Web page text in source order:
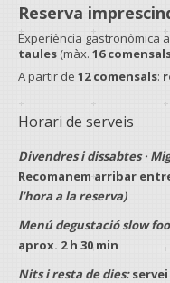
Reserva
Experiència gastronòmica
taules (màx. 16
A partir de 12 comensals:
Horari de serveis
Divendres i dissabtes ·
Recomanem arribar
l’hora a la reserva)
Menú degustació slow
aprox. 2 h 30 min
Nits i resta de dies:servei